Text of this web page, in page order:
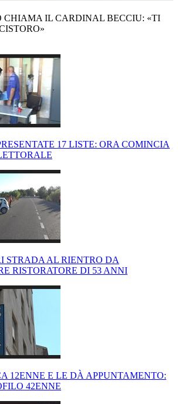
CHIAMA IL CARDINAL BECCIU: «TI
17 LISTE: ORA COMINCIA
STRADA AL RIENTRO DA
RISTORATORE DI 53 ANNI
12ENNE E LE DÀ APPUNTAMENTO:
42ENNE